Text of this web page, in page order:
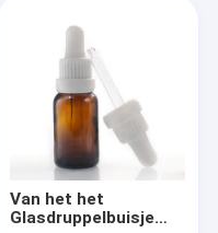
Van het het
Glasdruppelbuisje